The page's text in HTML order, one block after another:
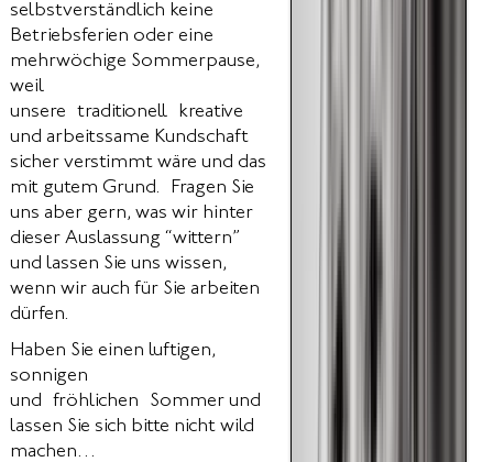
selbstverständlich keine
Betriebsferien oder eine
mehrwöchige Sommerpause,
weil
unsere traditionell kreative
und arbeitssame Kundschaft
sicher verstimmt wäre und das
mit gutem Grund. Fragen Sie
uns aber gern, was wir hinter
dieser Auslassung “wittern”
und lassen Sie uns wissen,
wenn wir auch für Sie arbeiten
dürfen.
Haben Sie einen luftigen,
sonnigen
und fröhlichen Sommer und
lassen Sie sich bitte nicht wild
machen…